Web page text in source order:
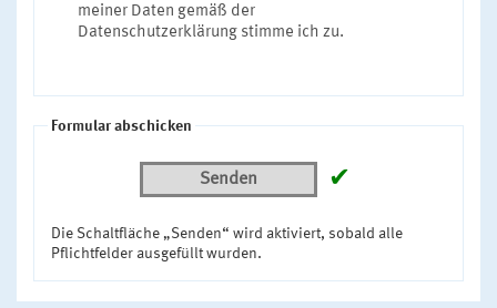
meiner Daten gemäß der
Datenschutzerklärung stimme ich zu.
Formular abschicken
Senden ✔
Die Schaltfläche „Senden“ wird aktiviert, sobald alle
Pflichtfelder ausgefüllt wurden.